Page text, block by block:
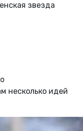
звезда
несколько идей